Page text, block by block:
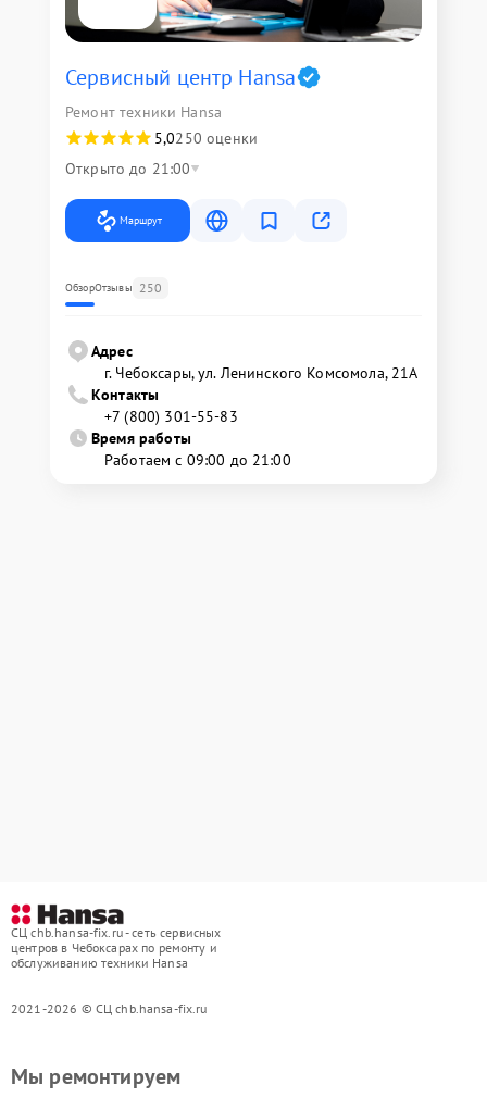
Сервисный центр Hansa
Ремонт техники Hansa
5,0250 оценки
Открыто до 21:00
Маршрут
ОбзорОтзывы 250
Адрес
г. Чебоксары, ул. Ленинского Комсомола, 21А
Контакты
+7 (800) 301-55-83
Время работы
Работаем с 09:00 до 21:00
СЦ chb.hansa-fix.ru - сеть сервисных
центров в Чебоксарах по ремонту и
обслуживанию техники Hansa
2021-2026 © СЦ chb.hansa-fix.ru
Мы ремонтируем